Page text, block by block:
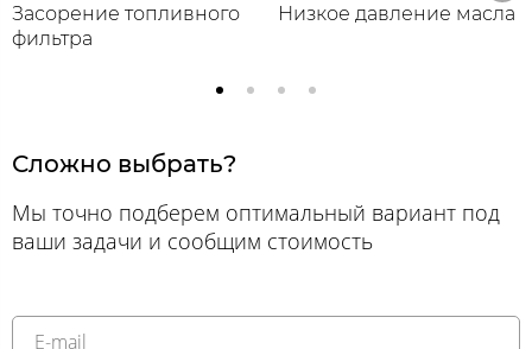
Засорение топливного
фильтра
Низкое давление масла
Сложно выбрать?
Мы точно подберем оптимальный вариант под
ваши задачи и сообщим стоимость